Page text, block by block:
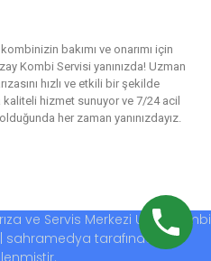
bakımı ve onarımı için
Kombi Servisi yanınızda! Uzman
hızlı ve etkili bir şekilde
kaliteli hizmet sunuyor ve 7/24 acil
her zaman yanınızdayız.
ve Servis Merkezi Uzay Kombi
tarafından